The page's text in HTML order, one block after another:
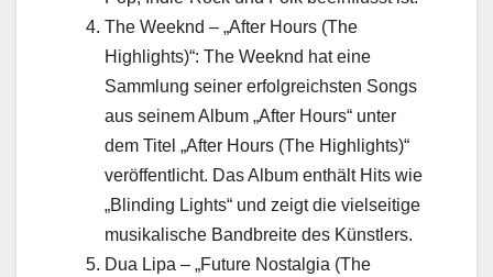
The Weeknd – „After Hours (The
Highlights)“: The Weeknd hat eine
Sammlung seiner erfolgreichsten Songs
aus seinem Album „After Hours“ unter
dem Titel „After Hours (The Highlights)“
veröffentlicht. Das Album enthält Hits wie
„Blinding Lights“ und zeigt die vielseitige
musikalische Bandbreite des Künstlers.
Dua Lipa – „Future Nostalgia (The